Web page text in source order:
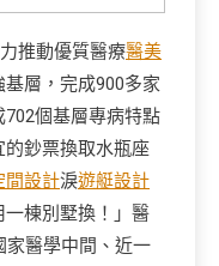
推動優質醫療醫美
層，完成900多家
個基層專病特點
鈔票換取水瓶座
間設計淚遊艇設計
一棟別墅換！」醫
家醫學中間、近一